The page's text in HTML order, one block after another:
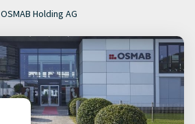
OSMAB Holding AG